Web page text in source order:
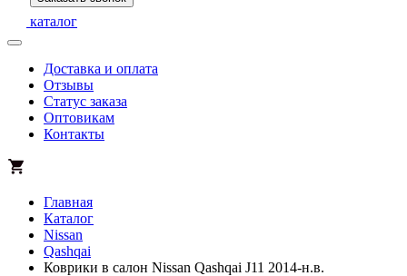
каталог
Доставка и оплата
Отзывы
Статус заказа
Оптовикам
Контакты
Главная
Каталог
Nissan
Qashqai
Коврики в салон Nissan Qashqai J11 2014-н.в.